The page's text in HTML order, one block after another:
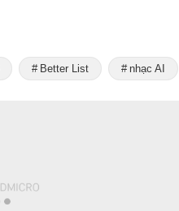
Better List nhạc AI